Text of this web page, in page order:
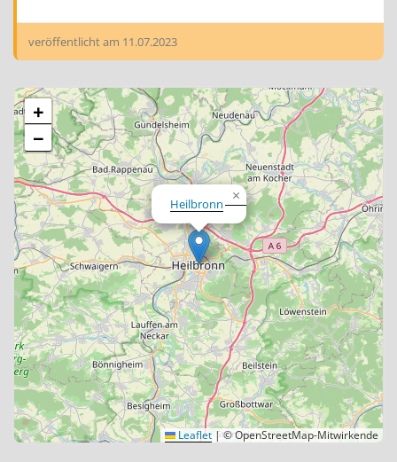
veröffentlicht am 11.07.2023
Heilbronn ×
+
−
Leaflet |© OpenStreetMap-Mitwirkende